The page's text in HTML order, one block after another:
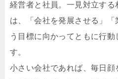
経営者と社員。一見対立す
は、「会社を発展させる」
う目標に向かってともに行動
す。
小さい会社であれば、毎日顔